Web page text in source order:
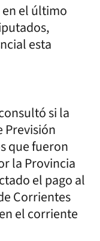
el último
esta
si la
Previsión
que fueron
la Provincia
el pago al
Corrientes
el corriente